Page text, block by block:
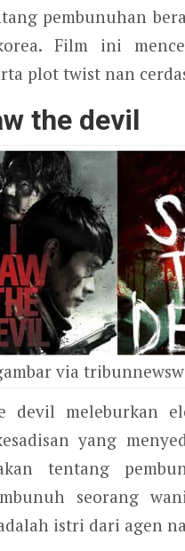
pembunuhan
Film ini
plot twist nan
the devil
via
devil meleburkan
yang
tentang
seorang
istri dari agen